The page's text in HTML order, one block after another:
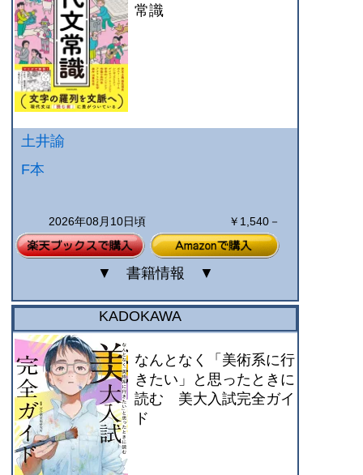
常識
土井諭
F本
2026年08月10日頃 ￥1,540－
▼ 書籍情報 ▼
KADOKAWA
なんとなく「美術系に行
きたい」と思ったときに
読む 美大入試完全ガイ
ド